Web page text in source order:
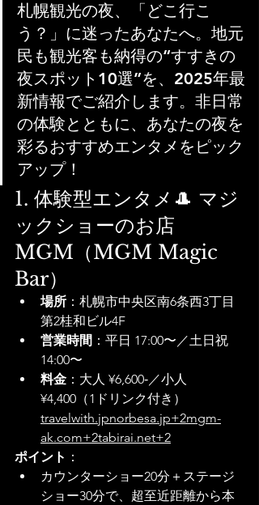
札幌観光の夜、「どこ行こ
う？」に迷ったあなたへ。地元
民も観光客も納得の“すすきの
夜スポット10選”を、2025年最
新情報でご紹介します。非日常
の体験とともに、あなたの夜を
彩るおすすめエンタメをピック
アップ！
1. 体験型エンタメ🎩 マジ
ックショーのお店
MGM（MGM Magic
Bar）
場所 ：札幌市中央区南6条西3丁目
第2桂和ビル4F
営業時間 ：平日 17:00〜／土日祝
14:00〜
料金 ：大人 ¥6,600‑／小人
¥4,400（1ドリンク付き）
travelwith.jpnorbesa.jp+2mgm-
ak.com+2tabirai.net+2
ポイント ：
カウンターショー20分＋ステージ
ショー30分で、超至近距離から本